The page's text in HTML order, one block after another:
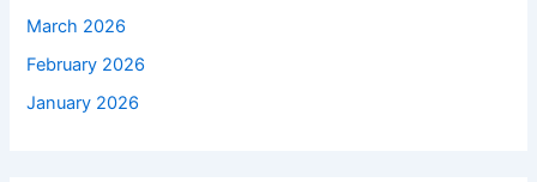
March 2026
February 2026
January 2026